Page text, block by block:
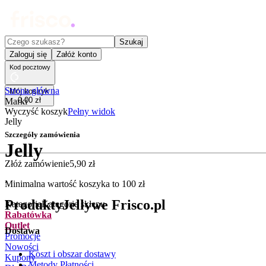
Czego szukasz?
Szukaj
Zaloguj się
Załóż konto
Kod pocztowy
Mój koszyk
0,00 zł
Wyczyść koszykPełny widok
Szczegóły zamówienia
Złóż zamówienie5,90 zł
Minimalna wartość koszyka to 100 zł
KategorieKategorie sklepu
Rabatówka
Outlet
Promocje
Nowości
Kupony
Strona główna
Marki
Jelly
Jelly
.
ProduktyJellywe Frisco.pl
Dostawa
Koszt i obszar dostawy